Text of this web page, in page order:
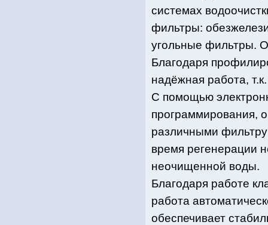
системах
фильтры:
угольные фильтры.
Благодаря
надёжная работа,
С помощью
программирования,
различными
время регенерации
неочищенной воды.
Благодаря работе
работа
обеспечивает